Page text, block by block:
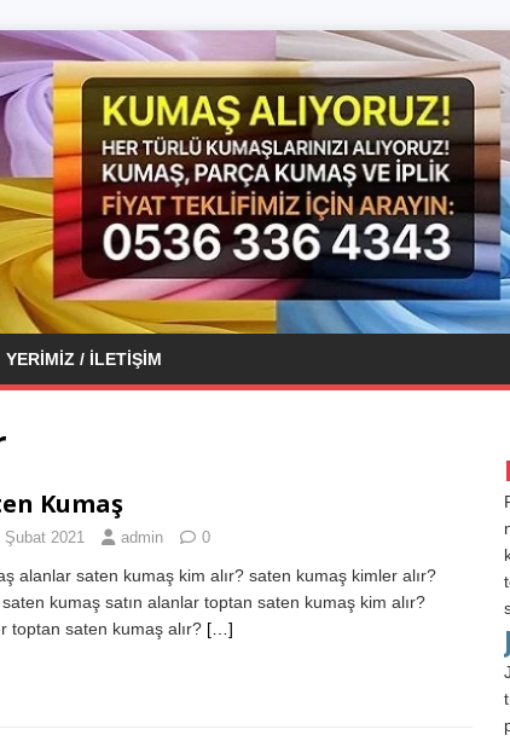
YERIMIZ / İLETIŞIM
Kumaş
Şubat 2021 admin 0
alanlar saten kumaş kim alır? saten kumaş kimler alır?
kumaş satın alanlar toptan saten kumaş kim alır?
toptan saten kumaş alır? […]